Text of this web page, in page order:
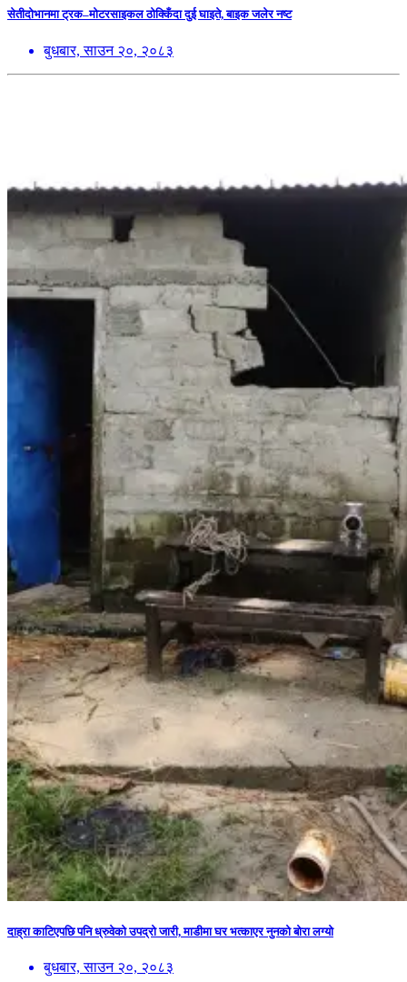
सेतीदोभानमा ट्रक–मोटरसाइकल ठोक्किँदा दुई घाइते, बाइक जलेर नष्ट
बुधबार, साउन २०, २०८३
दाह्रा काटिएपछि पनि ध्रुवेको उपद्रो जारी, माडीमा घर भत्काएर नुनको बोरा लग्यो
बुधबार, साउन २०, २०८३